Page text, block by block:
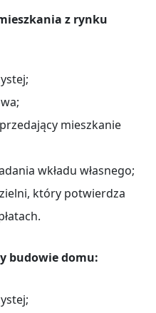
z rynku
mieszkanie
wkładu własnego;
który potwierdza
budowie domu: